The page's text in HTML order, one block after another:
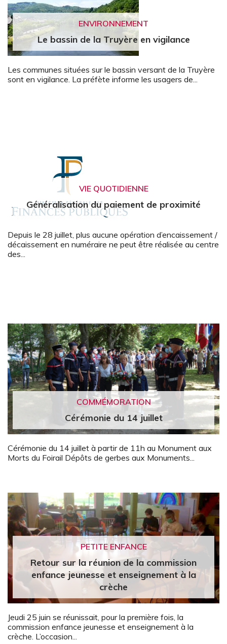
ENVIRONNEMENT
Le bassin de la Truyère en vigilance
Les communes situées sur le bassin versant de la Truyère
sont en vigilance. La préfète informe les usagers de...
VIE QUOTIDIENNE
Généralisation du paiement de proximité
Depuis le 28 juillet, plus aucune opération d’encaissement /
décaissement en numéraire ne peut être réalisée au centre
des...
COMMÉMORATION
Cérémonie du 14 juillet
Cérémonie du 14 juillet à partir de 11h au Monument aux
Morts du Foirail Dépôts de gerbes aux Monuments...
PETITE ENFANCE
Retour sur la réunion de la commission
enfance jeunesse et enseignement à la
crèche
Jeudi 25 juin se réunissait, pour la première fois, la
commission enfance jeunesse et enseignement à la
crèche. L’occasion...